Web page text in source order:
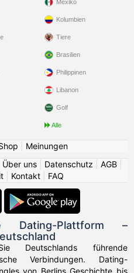
Mexiko
Kolumbien
Tiere
Brasilien
Philippinen
Libanon
Golf
Alle
Meinungen
Über uns Datenschutz AGB
Kontakt FAQ
Dating-Plattform –
Deutschlands führende
Verbindungen. Dating-
von Berlins Geschichte bis